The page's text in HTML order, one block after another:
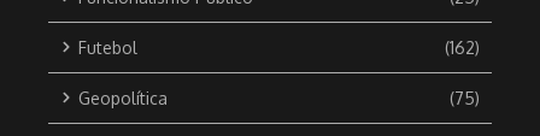
Futebol (162)
Geopolítica (75)